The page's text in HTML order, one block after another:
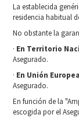
La establecida
residencia habitual
No obstante la
· En Territorio
Asegurado.
· En Unión Europea
Asegurado.
En función de la
escogida por el